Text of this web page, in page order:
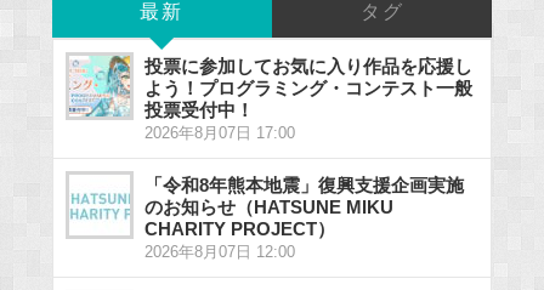
最新 タグ
投票に参加してお気に入り作品を応援し
よう！プログラミング・コンテスト一般
投票受付中！
2026年8月07日 17:00
「令和8年熊本地震」復興支援企画実施
のお知らせ（HATSUNE MIKU
CHARITY PROJECT）
2026年8月07日 12:00